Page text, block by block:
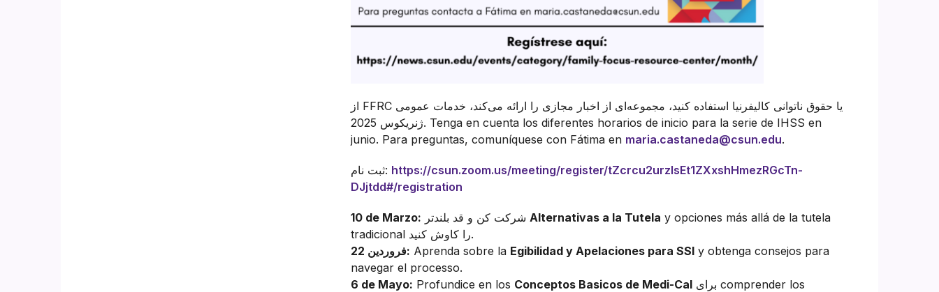
از FFRC یا حقوق ناتوانی کالیفرنیا استفاده کنید، مجموعه‌ای از اخبار مجازی را ارائه می‌کند، خدمات عمومی
ژنریکوس 2025. Tenga en cuenta los diferentes horarios de inicio para la serie de IHSS en
junio. Para preguntas, comuníquese con Fátima en maria.castaneda@csun.edu.
ثبت نام: https://csun.zoom.us/meeting/register/tZcrcu2urzIsEt1ZXxshHmezRGcTn-
DJjtdd#/registration
10 de Marzo: Alternativas a la Tutela y opciones más allá de la tutela
tradicional را کاوش کنید.
22 فروردین: Aprenda sobre la Egibilidad y Apelaciones para SSI y obtenga consejos para
navegar el processo.
6 de Mayo: Profundice en los Conceptos Basicos de Medi-Cal